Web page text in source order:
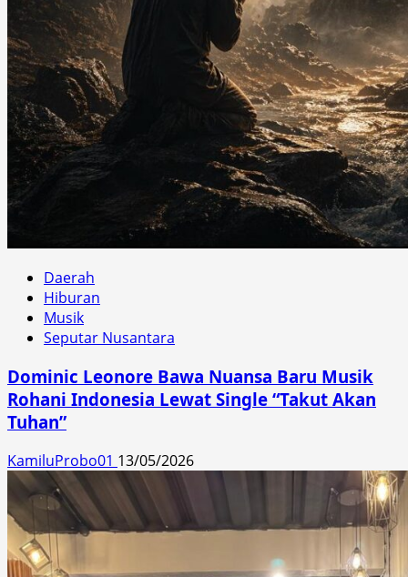
Daerah
Hiburan
Musik
Seputar Nusantara
Dominic Leonore Bawa Nuansa Baru Musik
Rohani Indonesia Lewat Single “Takut Akan
Tuhan”
KamiluProbo01 13/05/2026